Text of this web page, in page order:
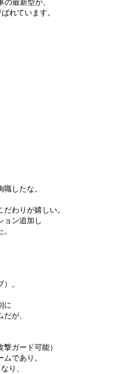
最新型が、
れています。
したな。
わりが嬉しい。
ョン追加し
。
に
が、
ガード可能）
であり。
り、